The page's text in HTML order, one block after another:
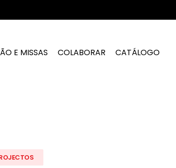
E MISSAS COLABORAR CATÁLOGO